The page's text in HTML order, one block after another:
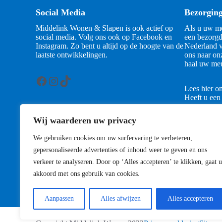
Wij waarderen uw privacy
We gebruiken cookies om uw surfervaring te verbeteren,
gepersonaliseerde advertenties of inhoud weer te geven en ons
verkeer te analyseren. Door op ‘Alles accepteren’ te klikken, gaat u
akkoord met ons gebruik van cookies.
Aanpassen Alles afwijzen Alles accepteren
Social Media
Middelink Wonen & Slapen is ook actief op
social media. Volg ons ook op Facebook en
Instagram. Zo bent u altijd op de hoogte van de
laatste ontwikkelingen.
Facebook
Instagram
TikTok
Als u uw
een
Nederland
ons naar
haal uw
Lees hier
Heeft u
contact met